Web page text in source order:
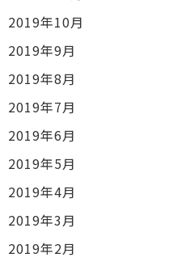
2019年10月
2019年9月
2019年8月
2019年7月
2019年6月
2019年5月
2019年4月
2019年3月
2019年2月